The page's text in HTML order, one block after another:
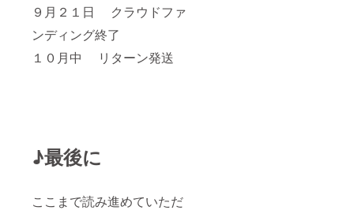
９月２１日 クラウドファ
ンディング終了
１０月中 リターン発送
♪最後に
ここまで読み進めていただ